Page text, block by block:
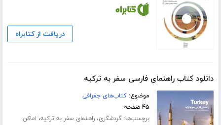
دریافت از کتابراه
دانلود کتاب راهنمای فارسی سفر به ترکیه
موضوع:کتاب‌های جغرافی
۴۵ صفحه
برچسب‌ها:گردشگری،راهنمای سفر به ترکیه، اماکن